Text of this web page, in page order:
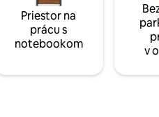
Priestor na
prácu s
notebookom
v